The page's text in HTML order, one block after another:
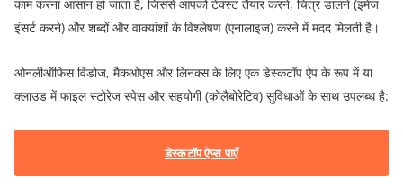
काम करना आसान हो जाता है, जिससे आपको टेक्स्ट तैयार करने, चित्र डालने (इमेज
इंसर्ट करने) और शब्दों और वाक्यांशों के विश्लेषण (एनालाइज) करने में मदद मिलती है।
ओनलीऑफिस विंडोज, मैकओएस और लिनक्स के लिए एक डेस्कटॉप ऐप के रूप में या
क्लाउड में फाइल स्टोरेज स्पेस और सहयोगी (कोलैबोरेटिव) सुविधाओं के साथ उपलब्ध है:
डेस्कटॉप ऐप्स पाएँ